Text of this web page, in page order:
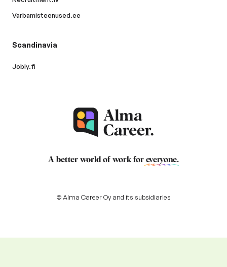
Varbamisteenused.ee
Scandinavia
Jobly.fi
A better world of work for everyone.
© Alma Career Oy and its subsidiaries